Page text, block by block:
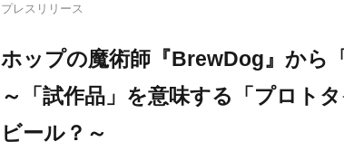
プレスリリース
ホップの魔術師『BrewDog』から
～「試作品」を意味する「プロト
ビール？～